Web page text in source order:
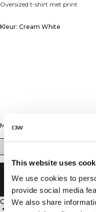
This website uses
We use cookies to
provide social media
We also share
Oversized t-shirt met print
Kleur: Cream White
Maat
UITVERKOCHT
Omschrijving